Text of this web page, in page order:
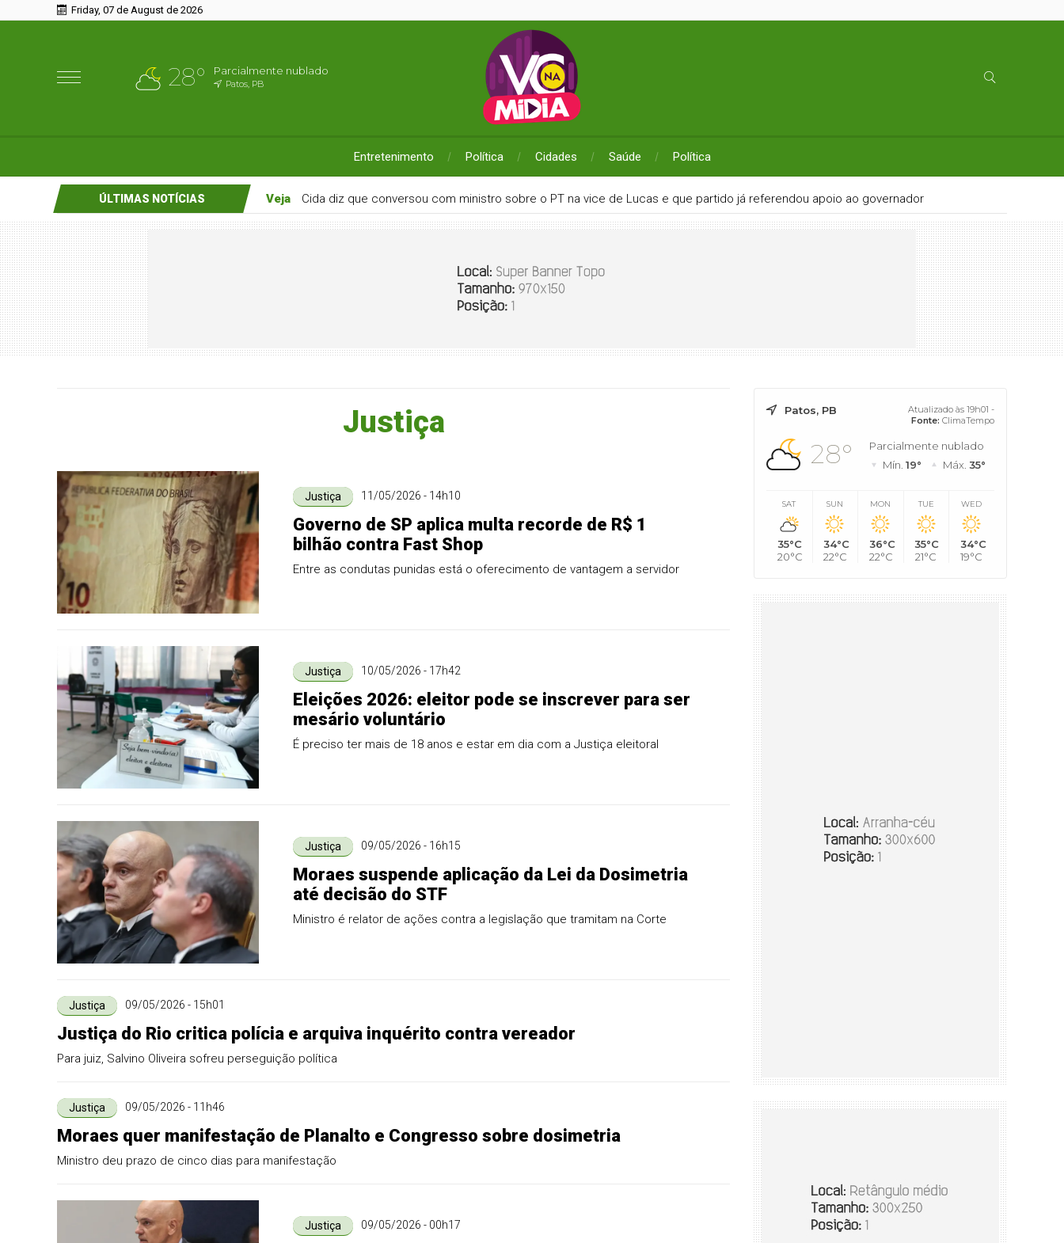
Friday, 07 de August de 2026
28° Parcialmente nublado
Patos, PB
Entretenimento Política Cidades Saúde Política
ÚLTIMAS NOTÍCIAS Veja Cida diz que conversou com ministro sobre o PT na vice de Lucas e que partido já referendou apoio ao governador
Justiça
Justiça 11/05/2026 - 14h10
Governo de SP aplica multa recorde de R$ 1
bilhão contra Fast Shop
Entre as condutas punidas está o oferecimento de vantagem a servidor
Justiça 10/05/2026 - 17h42
Eleições 2026: eleitor pode se inscrever para ser
mesário voluntário
É preciso ter mais de 18 anos e estar em dia com a Justiça eleitoral
Justiça 09/05/2026 - 16h15
Moraes suspende aplicação da Lei da Dosimetria
até decisão do STF
Ministro é relator de ações contra a legislação que tramitam na Corte
Justiça 09/05/2026 - 15h01
Justiça do Rio critica polícia e arquiva inquérito contra vereador
Para juiz, Salvino Oliveira sofreu perseguição política
Justiça 09/05/2026 - 11h46
Moraes quer manifestação de Planalto e Congresso sobre dosimetria
Ministro deu prazo de cinco dias para manifestação
Justiça 09/05/2026 - 00h17
Patos, PB
Atualizado às 19h01 -
Fonte: ClimaTempo
28°
Parcialmente nublado
Mín. 19° Máx. 35°
SAT
35°C
20°C
SUN
34°C
22°C
MON
36°C
22°C
TUE
35°C
21°C
WED
34°C
19°C